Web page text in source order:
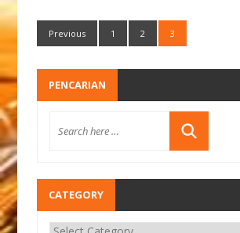
Previous 1 2 3
PENCARIAN
CATEGORY